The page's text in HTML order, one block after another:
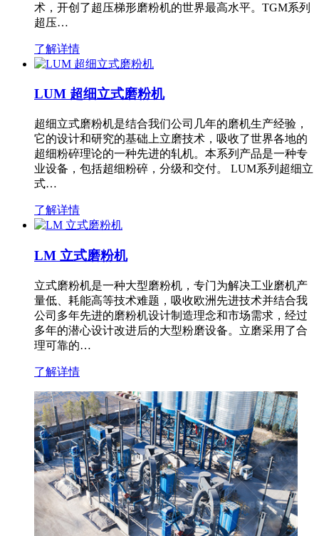
术，开创了超压梯形磨粉机的世界最高水平。TGM系列
超压…
了解详情
LUM 超细立式磨粉机
超细立式磨粉机是结合我们公司几年的磨机生产经验，
它的设计和研究的基础上立磨技术，吸收了世界各地的
超细粉碎理论的一种先进的轧机。本系列产品是一种专
业设备，包括超细粉碎，分级和交付。 LUM系列超细立
式…
了解详情
LM 立式磨粉机
立式磨粉机是一种大型磨粉机，专门为解决工业磨机产
量低、耗能高等技术难题，吸收欧洲先进技术并结合我
公司多年先进的磨粉机设计制造理念和市场需求，经过
多年的潜心设计改进后的大型粉磨设备。立磨采用了合
理可靠的…
了解详情